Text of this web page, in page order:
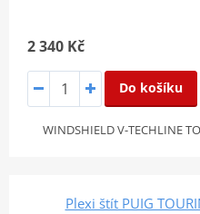
2 340 Kč
Do košíku
WINDSHIELD V-TECHLINE
Plexi štít PUIG